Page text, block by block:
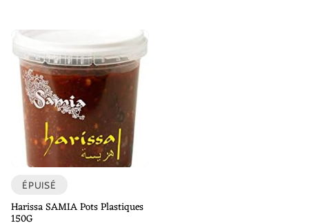
ÉPUISÉ
Harissa SAMIA Pots Plastiques
150G